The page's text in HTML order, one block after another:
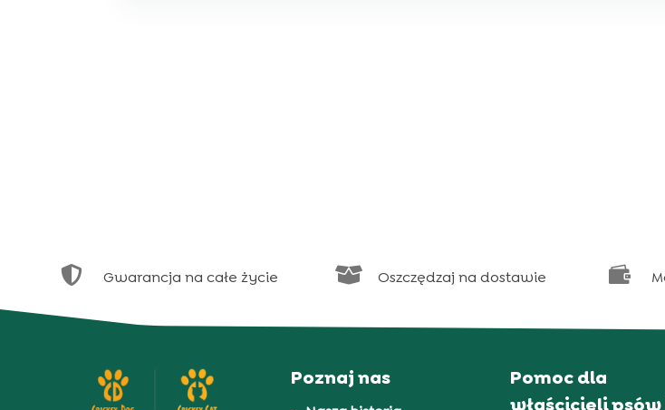
 Gwarancja na całe życie  Oszczędzaj na dostawie 
Poznaj nas
Pomoc dla
właścicieli psów